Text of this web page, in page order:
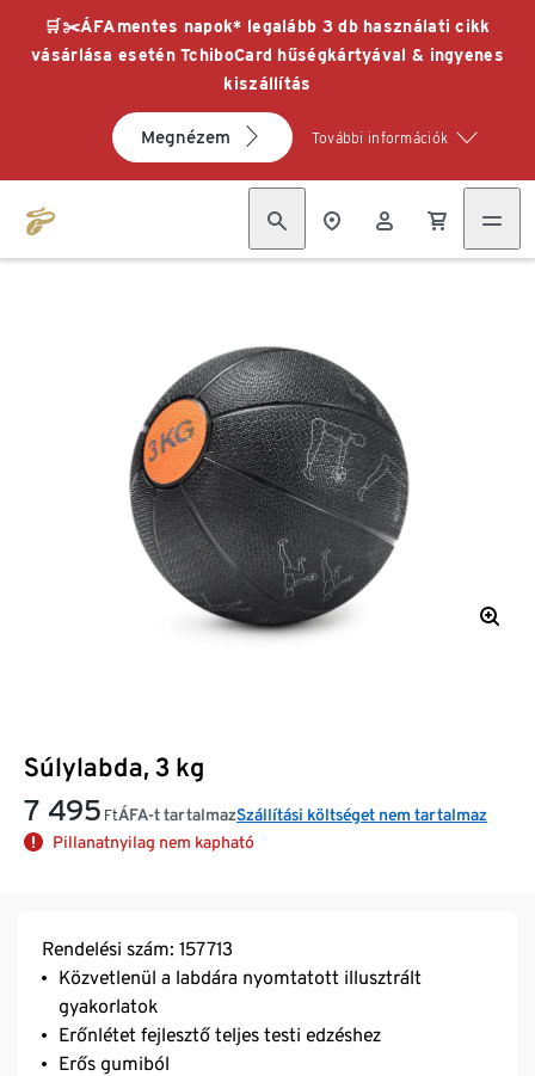
🛒✂️ÁFAmentes napok* legalább 3 db használati cikk
vásárlása esetén TchiboCard hűségkártyával & ingyenes
kiszállítás
Megnézem További információk
Súlylabda, 3 kg
7 495 FtÁFA-t tartalmazSzállítási költséget nem tartalmaz
Pillanatnyilag nem kapható
Rendelési szám: 157713
Közvetlenül a labdára nyomtatott illusztrált
gyakorlatok
Erőnlétet fejlesztő teljes testi edzéshez
Erős gumiból